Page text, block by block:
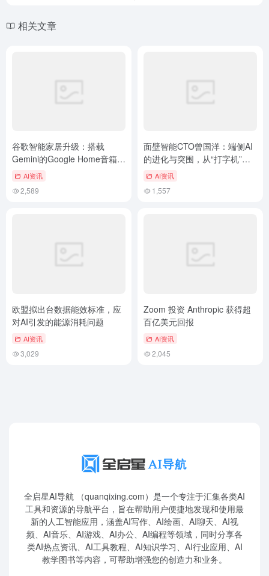
相关文章
谷歌智能家居升级：搭载
Gemini的Google Home音箱下
周亮相
AI资讯
2,589
面壁智能CTO曾国洋：端侧AI
的进化与突围，从“打字机”到
大模型
AI资讯
1,557
欧盟拟出台数据能效标准，应
对AI引发的能源消耗问题
AI资讯
3,029
Zoom 投资 Anthropic 获得超
百亿美元回报
AI资讯
2,045
全启星AI导航 （quanqixing.com）是一个专注于汇集各类AI
工具和资源的导航平台，旨在帮助用户便捷地发现和使用最
新的人工智能应用，涵盖AI写作、AI绘画、AI聊天、AI视
频、AI音乐、AI游戏、AI办公、AI编程等领域，同时分享各
类AI热点资讯、AI工具教程、AI知识学习、AI行业应用、AI
教学图书等内容，可帮助增强您的创造力和业务。